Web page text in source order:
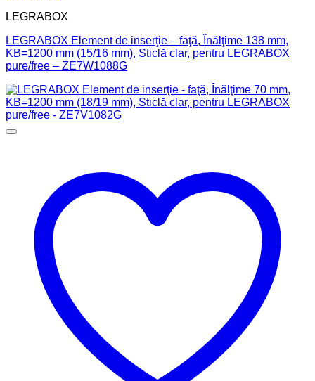
LEGRABOX
LEGRABOX Element de inserţie – faţă, Înălţime 138 mm,
KB=1200 mm (15/16 mm), Sticlă clar, pentru LEGRABOX
pure/free – ZE7W1088G